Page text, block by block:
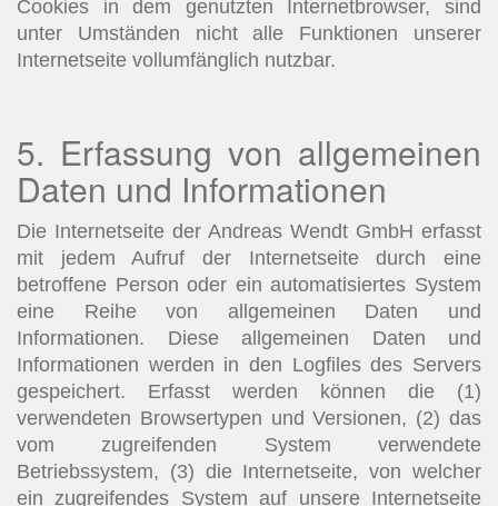
Cookies in dem genutzten Internetbrowser, sind
unter Umständen nicht alle Funktionen unserer
Internetseite vollumfänglich nutzbar.
5. Erfassung von allgemeinen
Daten und Informationen
Die Internetseite der Andreas Wendt GmbH erfasst
mit jedem Aufruf der Internetseite durch eine
betroffene Person oder ein automatisiertes System
eine Reihe von allgemeinen Daten und
Informationen. Diese allgemeinen Daten und
Informationen werden in den Logfiles des Servers
gespeichert. Erfasst werden können die (1)
verwendeten Browsertypen und Versionen, (2) das
vom zugreifenden System verwendete
Betriebssystem, (3) die Internetseite, von welcher
ein zugreifendes System auf unsere Internetseite